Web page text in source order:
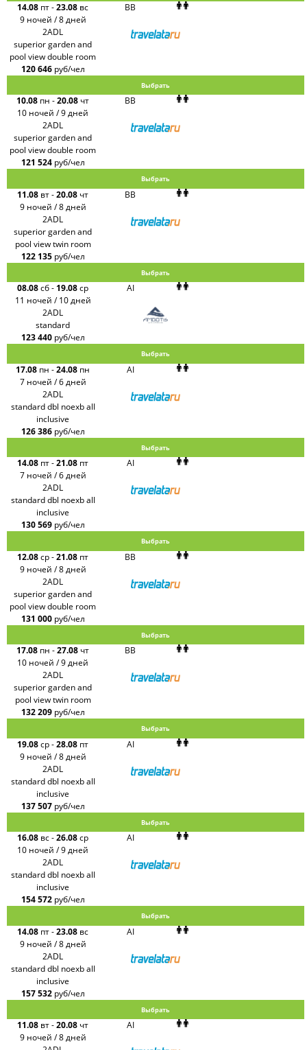
14.08 пт-23.08 вс
9 ночей / 8 дней
BB
2ADL
superior garden and
pool view double room
120 646 руб/чел
Выбрать
10.08 пн -20.08 чт
10 ночей / 9 дней
BB
2ADL
superior garden and
pool view double room
121 524 руб/чел
Выбрать
11.08 вт-20.08 чт
9 ночей / 8 дней
BB
2ADL
superior garden and
pool view twin room
122 135 руб/чел
Выбрать
08.08сб- 19.08ср
11 ночей / 10 дней
AI
2ADL
standard
123 440 руб/чел
Выбрать
17.08 пн -24.08 пн
7 ночей / 6 дней
AI
2ADL
standard dbl noexb all
inclusive
126 386 руб/чел
Выбрать
14.08 пт-21.08 пт
7 ночей / 6 дней
AI
2ADL
standard dbl noexb all
inclusive
130 569 руб/чел
Выбрать
12.08ср-21.08 пт
9 ночей / 8 дней
BB
2ADL
superior garden and
pool view double room
131 000 руб/чел
Выбрать
17.08 пн -27.08 чт
10 ночей / 9 дней
BB
2ADL
superior garden and
pool view twin room
132 209 руб/чел
Выбрать
19.08ср-28.08 пт
9 ночей / 8 дней
AI
2ADL
standard dbl noexb all
inclusive
137 507 руб/чел
Выбрать
16.08 вс-26.08ср
10 ночей / 9 дней
AI
2ADL
standard dbl noexb all
inclusive
154 572 руб/чел
Выбрать
14.08 пт-23.08 вс
9 ночей / 8 дней
AI
2ADL
standard dbl noexb all
inclusive
157 532 руб/чел
Выбрать
11.08 вт-20.08 чт
9 ночей / 8 дней
AI